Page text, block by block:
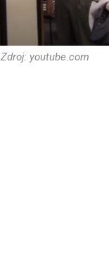
Zdroj: youtube.com